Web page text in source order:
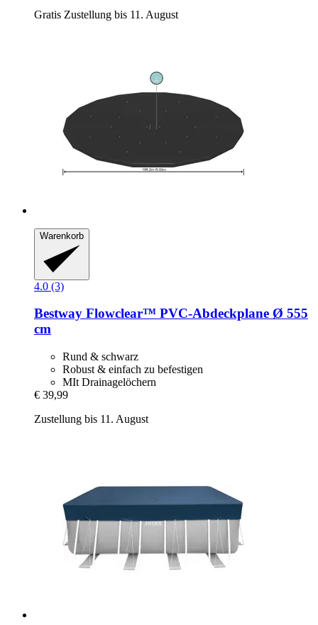
Gratis Zustellung bis 11. August
Warenkorb
4.0 (3)
Bestway Flowclear™ PVC-​Abdeckplane Ø 555
cm
Rund & schwarz
Robust & einfach zu befestigen
MIt Drainagelöchern
€ 39,99
Zustellung bis 11. August